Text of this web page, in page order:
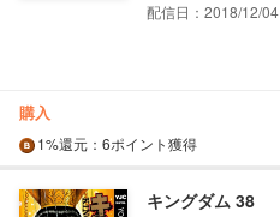
配信日：2018/12/04
購入
1%還元 ：6ポイント獲得
キングダム 38